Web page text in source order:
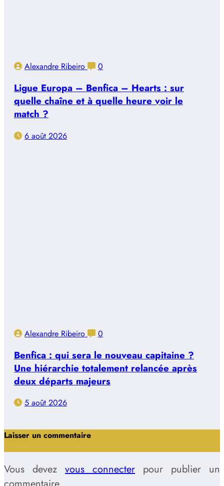
Alexandre Ribeiro 0
Ligue Europa – Benfica – Hearts : sur
quelle chaîne et à quelle heure voir le
match ?
6 août 2026
Alexandre Ribeiro 0
Benfica : qui sera le nouveau capitaine ?
Une hiérarchie totalement relancée après
deux départs majeurs
5 août 2026
Laisser un commentaire
Vous devez vous connecter pour publier un